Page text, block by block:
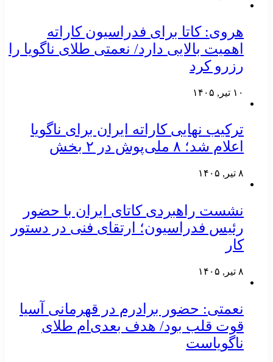
هروی: کاتا برای فدراسیون کاراته
اهمیت بالایی دارد/ نعمتی طلای ناگویا را
رزرو کرد
۱۰ تیر, ۱۴۰۵
ترکیب نهایی کاراته ایران برای ناگویا
اعلام شد؛ ۸ ملی‌پوش در ۲ بخش
۸ تیر, ۱۴۰۵
نشست راهبردی کاتای ایران با حضور
رئیس فدراسیون؛ ارتقای فنی در دستور
کار
۸ تیر, ۱۴۰۵
نعمتی: حضور برادرم در قهرمانی آسیا
قوت قلب بود/ هدف بعدی‌ام طلای
ناگویاست